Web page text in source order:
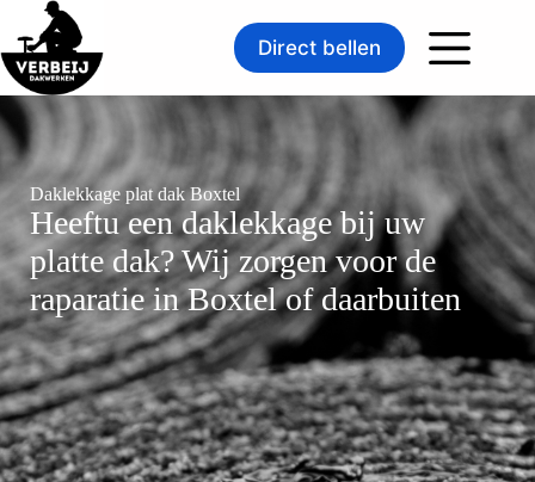
Direct bellen
Daklekkage plat dak Boxtel
Heeftu een daklekkage bij uw
platte dak? Wij zorgen voor de
raparatie in Boxtel of daarbuiten